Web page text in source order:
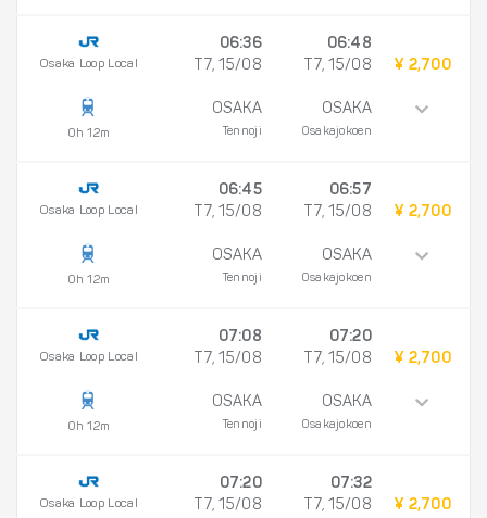
Osaka Loop Local
0h 12m
06:36
T7, 15/08
OSAKA
Tennoji
06:48
T7, 15/08
OSAKA
Osakajokoen
¥ 2,700
Osaka Loop Local
0h 12m
06:45
T7, 15/08
OSAKA
Tennoji
06:57
T7, 15/08
OSAKA
Osakajokoen
¥ 2,700
Osaka Loop Local
0h 12m
07:08
T7, 15/08
OSAKA
Tennoji
07:20
T7, 15/08
OSAKA
Osakajokoen
¥ 2,700
Osaka Loop Local
07:20
T7, 15/08
07:32
T7, 15/08
¥ 2,700